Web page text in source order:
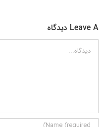
Leave A دیدگاه
دیدگاه